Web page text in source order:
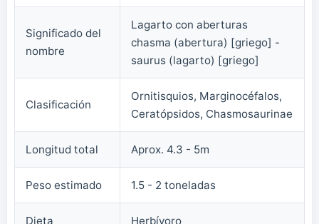
Significado del
nombre
Lagarto con aberturas
chasma (abertura) [griego] -
saurus (lagarto) [griego]
Clasificación
Ornitisquios, Marginocéfalos,
Ceratópsidos, Chasmosaurinae
Longitud total Aprox. 4.3 - 5m
Peso estimado 1.5 - 2 toneladas
Dieta Herbívoro